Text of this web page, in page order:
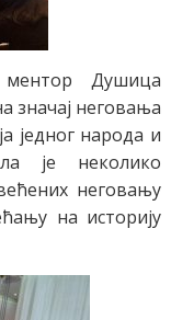
ментор Душица
значај неговања
једног народа и
je неколико
неговању
на историју